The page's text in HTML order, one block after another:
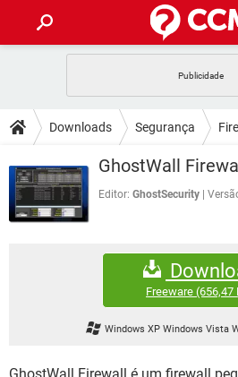
CELULAR
OUTLOOK
INSTAGRAM
GUIA DE COMPRAS
DICAS
JOGOS
CELULAR
OUTLOOK
JOGOS
CELULAR
FÓRUM
Downloads Segurança
GhostWall
Editor: GhostSecurity
Freeware (656,47
Windows XP Windows Vista